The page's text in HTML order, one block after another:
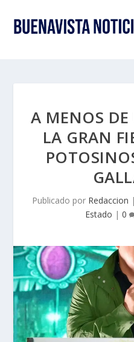
A MENOS
LA GRAN
Publicado por Redaccion |
Estado | 0